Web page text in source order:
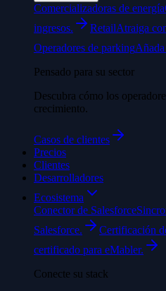
Comercializadoras de energía
ingresos.
RetailAtraiga
Operadores de parkingAñada
Pensado para su sector
Descubra cómo los
crecimiento.
Casos de clientes
Precios
Clientes
Desarrolladores
Ecosistema
Conector de Salesforce
Salesforce.
Certificación
certificado para eMabler.
Conecte su stack